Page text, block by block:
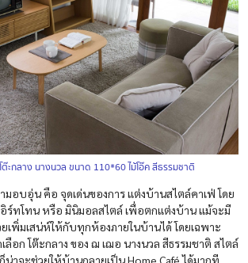
ะกลาง นางนวล ขนาด 110*60 ไม้โอ๊ค สีธรรมชาติ
มอบอุ่น คือ จุดเด่นของการ แต่งบ้านสไตล์คาเฟ่ โดย
อิร์ทโทน หรือ มินิมอลสไตล์ เพื่อตกแต่งบ้าน แม้จะมี
เพิ่มเสน่ห์ให้กับทุกห้องภายในบ้านได้ โดยเฉพาะ
ลือก โต๊ะกลาง ของ ฌ เฌอ นางนวล สีธรรมชาติ สไตล์
น่าจะช่วยให้บ้านกลายเป็น Home Café ได้มากที